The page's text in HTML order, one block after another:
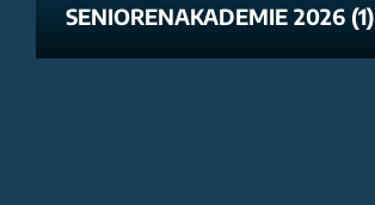
SENIORENAKADEMIE 2026 (1)